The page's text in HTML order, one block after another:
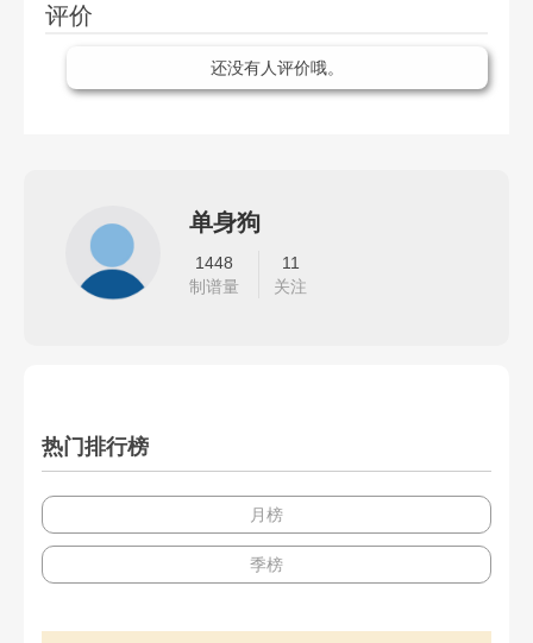
评价
还没有人评价哦。
单身狗
1448
制谱量
11
关注
热门排行榜
月榜
季榜